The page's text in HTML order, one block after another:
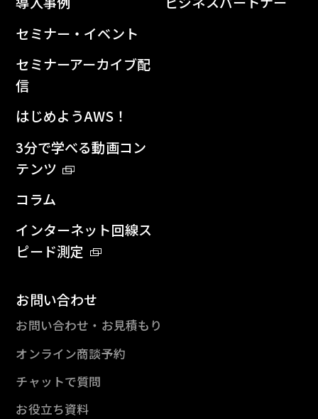
セミナー・イベント
セミナーアーカイブ配
信
はじめようAWS！
3分で学べる動画コン
テンツ
コラム
インターネット回線ス
ピード測定
お問い合わせ
お問い合わせ・お見積もり
オンライン商談予約
チャットで質問
お役立ち資料